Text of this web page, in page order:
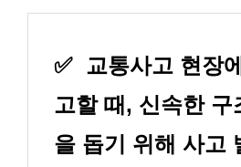
✅ 교통사고 현장
고할 때, 신속한 구
을 돕기 위해 사고